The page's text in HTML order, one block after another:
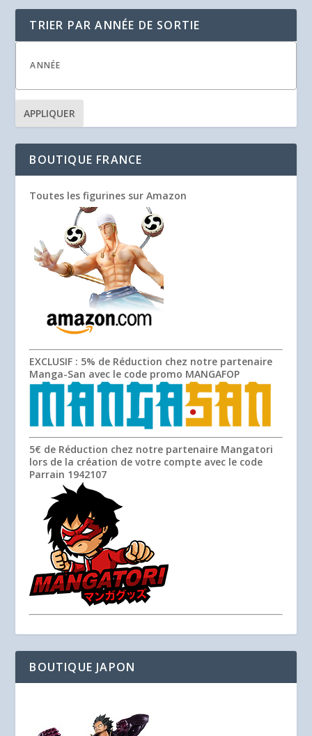
TRIER PAR ANNÉE DE SORTIE
APPLIQUER
BOUTIQUE FRANCE
Toutes les figurines sur Amazon
EXCLUSIF : 5% de Réduction chez notre partenaire
Manga-San avec le code promo MANGAFOP
5€ de Réduction chez notre partenaire Mangatori
lors de la création de votre compte avec le code
Parrain 1942107
BOUTIQUE JAPON